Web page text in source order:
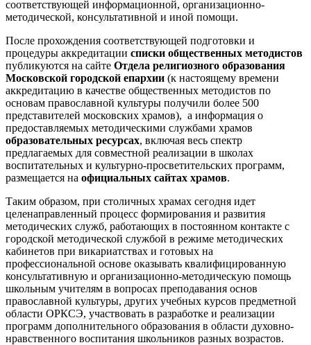
соответствующей информационной, организационно-
методической, консультативной и иной помощи.
После прохождения соответствующей подготовки и
процедуры аккредитации списки общественных методистов
публикуются на сайте Отдела религиозного образования
Московской городской епархии (к настоящему времени
аккредитацию в качестве общественных методистов по
основам православной культуры получили более 500
представителей московских храмов), а информация о
предоставляемых методическими службами храмов
образовательных ресурсах, включая весь спектр
предлагаемых для совместной реализации в школах
воспитательных и культурно-просветительских программ,
размещается на официальных сайтах храмов.
Таким образом, при столичных храмах сегодня идет
целенаправленный процесс формирования и развития
методических служб, работающих в постоянном контакте с
городской методической службой в режиме методических
кабинетов при викариатствах и готовых на
профессиональной основе оказывать квалифицированную
консультативную и организационно-методическую помощь
школьным учителям в вопросах преподавания основ
православной культуры, других учебных курсов предметной
области ОРКСЭ, участвовать в разработке и реализации
программ дополнительного образования в области духовно-
нравственного воспитания школьников разных возрастов.